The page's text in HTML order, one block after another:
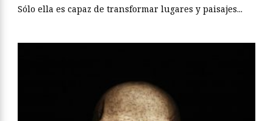
Sólo ella es capaz de transformar lugares y paisajes...